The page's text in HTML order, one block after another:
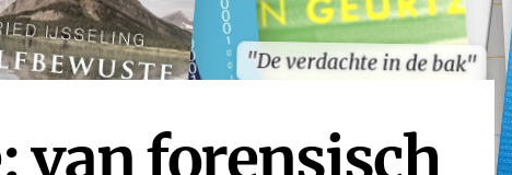
"De verdachte in de bak"
"De verdachte in de bak"
van forensisch